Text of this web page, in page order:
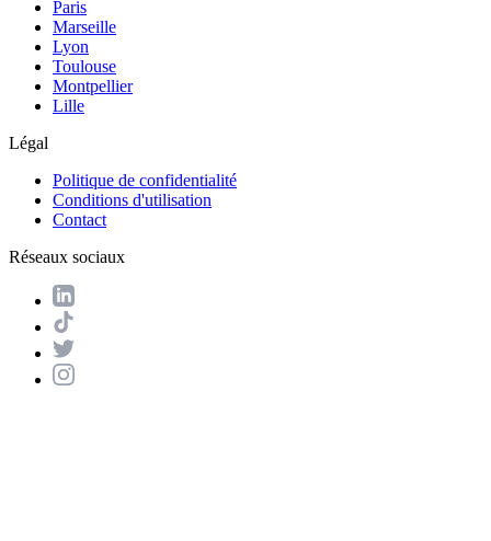
Paris
Marseille
Lyon
Toulouse
Montpellier
Lille
Légal
Politique de confidentialité
Conditions d'utilisation
Contact
Réseaux sociaux